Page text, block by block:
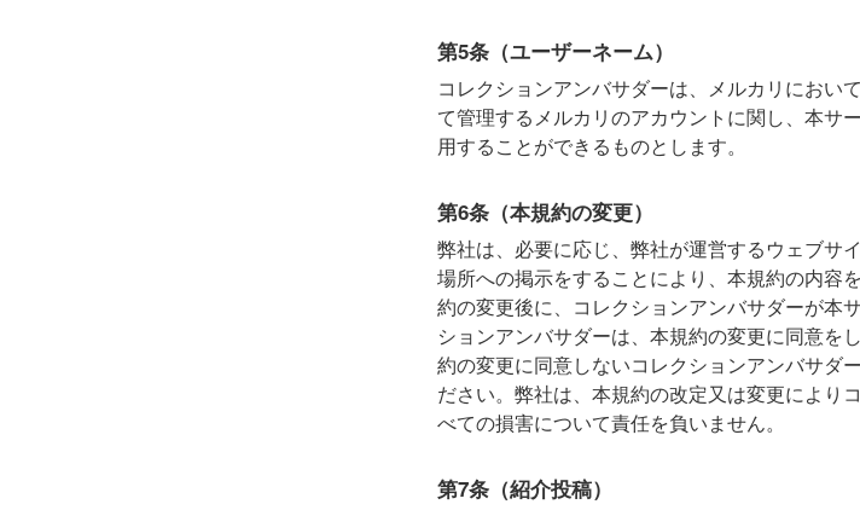
第5条（ユーザーネーム）
コレクションアンバサダーは、メルカリにおい
て管理するメルカリのアカウントに関し、本サ
用することができるものとします。
第6条（本規約の変更）
弊社は、必要に応じ、弊社が運営するウェブサ
場所への掲示をすることにより、本規約の内容
約の変更後に、コレクションアンバサダーが本
ションアンバサダーは、本規約の変更に同意を
約の変更に同意しないコレクションアンバサダ
ださい。弊社は、本規約の改定又は変更により
べての損害について責任を負いません。
第7条（紹介投稿）